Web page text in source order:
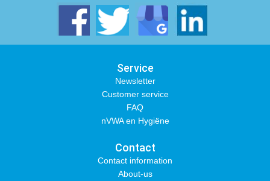
Service
Newsletter
Customer service
FAQ
nVWA en Hygiëne
Contact
Contact information
About-us